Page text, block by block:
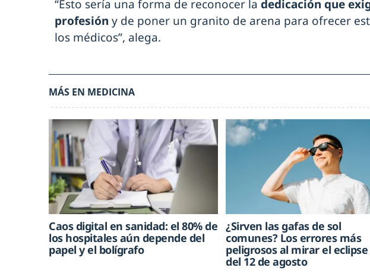
“Esto sería una forma de reconocer la dedicación que
profesión y de poner un granito de arena para ofrecer
los médicos”, alega.
MÁS EN MEDICINA
Caos digital en sanidad: el 80% de
los hospitales aún depende del
papel y el bolígrafo
¿Sirven las gafas de sol
comunes? Los errores más
peligrosos al mirar el
del 12 de agosto